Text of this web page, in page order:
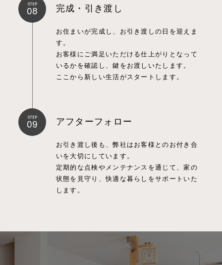
STEP
08 完成・引き渡し
お住まいが完成し、お引き渡しの日を迎えま
す。
お客様にご満足いただける仕上がりとなって
いるかを確認し、鍵をお渡しいたします。
ここから新しい生活がスタートします。
STEP
09 アフターフォロー
お引き渡し後も、弊社はお客様とのお付き合
いを大切にしています。
定期的な点検やメンテナンスを通じて、家の
状態を見守り、快適な暮らしをサポートいた
します。